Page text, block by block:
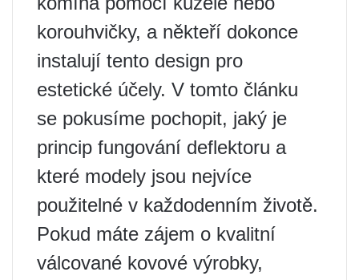
korouhvičky, a někteří dokonce
instalují tento design pro
estetické účely. V tomto článku
se pokusíme pochopit, jaký je
princip fungování deflektoru a
které modely jsou nejvíce
použitelné v každodenním životě.
Pokud máte zájem o kvalitní
válcované kovové výrobky,